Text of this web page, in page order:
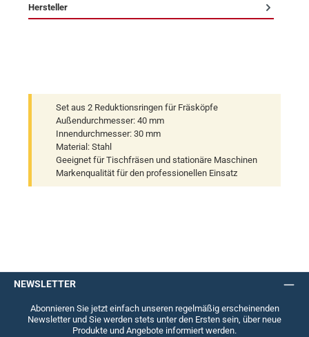
Hersteller
Set aus 2 Reduktionsringen für Fräsköpfe
Außendurchmesser: 40 mm
Innendurchmesser: 30 mm
Material: Stahl
Geeignet für Tischfräsen und stationäre Maschinen
Markenqualität für den professionellen Einsatz
NEWSLETTER
Abonnieren Sie jetzt einfach unseren regelmäßig erscheinenden
Newsletter und Sie werden stets unter den Ersten sein, über neue
Produkte und Angebote informiert werden.